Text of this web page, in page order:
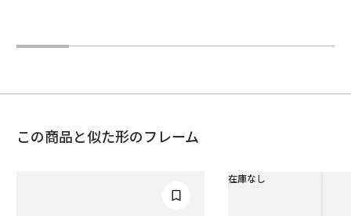
この商品と似た形のフレーム
在庫なし